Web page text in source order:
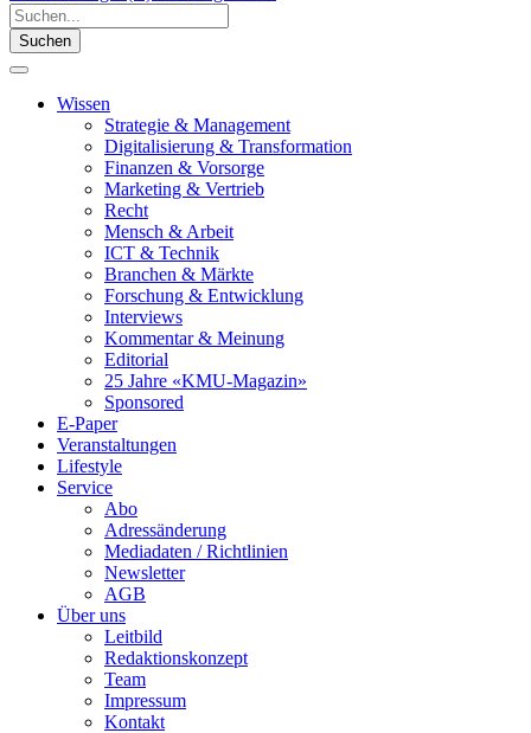
Wissen
Strategie & Management
Digitalisierung & Transformation
Finanzen & Vorsorge
Marketing & Vertrieb
Recht
Mensch & Arbeit
ICT & Technik
Branchen & Märkte
Forschung & Entwicklung
Interviews
Kommentar & Meinung
Editorial
25 Jahre «KMU-Magazin»
Sponsored
E-Paper
Veranstaltungen
Lifestyle
Service
Abo
Adressänderung
Mediadaten / Richtlinien
Newsletter
AGB
Über uns
Leitbild
Redaktionskonzept
Team
Impressum
Kontakt